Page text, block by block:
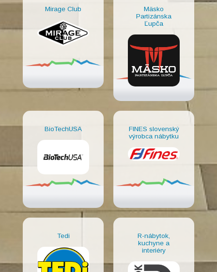
Mirage Club
Mäsko
Partizánska
Ľupča
BioTechUSA
FINES slovenský
výrobca nábytku
Tedi
R-nábytok,
kuchyne a
interiéry